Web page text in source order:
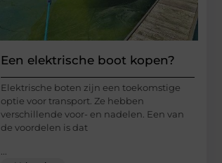
Een elektrische boot kopen?
Elektrische boten zijn een toekomstige
optie voor transport. Ze hebben
verschillende voor- en nadelen. Een van
de voordelen is dat